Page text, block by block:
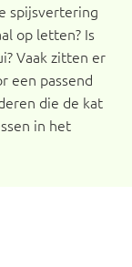
spijsvertering
op letten? Is
Vaak zitten er
een passend
die de kat
in het